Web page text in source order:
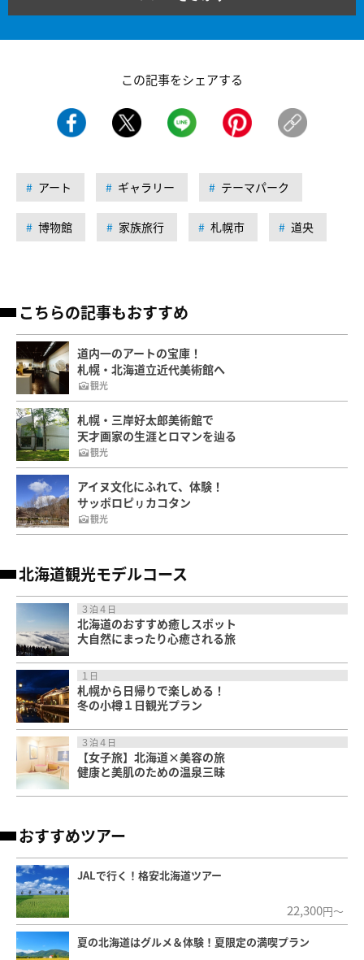
この記事をシェアする
アート ギャラリー テーマパーク
博物館 家族旅行 札幌市 道央
こちらの記事もおすすめ
道内一のアートの宝庫！
札幌・北海道立近代美術館へ
観光
札幌・三岸好太郎美術館で
天才画家の生涯とロマンを辿る
観光
アイヌ文化にふれて、体験！
サッポロピㇼカコタン
観光
北海道観光モデルコース
３泊４日
北海道のおすすめ癒しスポット
大自然にまったり心癒される旅
１日
札幌から日帰りで楽しめる！
冬の小樽１日観光プラン
３泊４日
【女子旅】北海道×美容の旅
健康と美肌のための温泉三昧
おすすめツアー
JALで行く！格安北海道ツアー
22,300円～
夏の北海道はグルメ＆体験！夏限定の満喫プラン